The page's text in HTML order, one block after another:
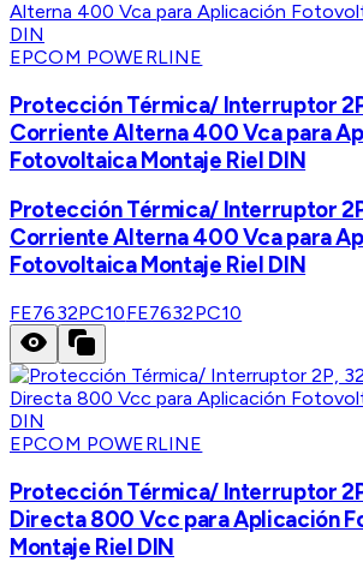
EPCOM POWERLINE
Protección Térmica/ Interruptor
Corriente Alterna 400 Vca para
Fotovoltaica Montaje Riel DIN
Protección Térmica/ Interruptor
Corriente Alterna 400 Vca para
Fotovoltaica Montaje Riel DIN
FE7632PC10FE7632PC10
EPCOM POWERLINE
Protección Térmica/ Interruptor
Directa 800 Vcc para Aplicación
Montaje Riel DIN